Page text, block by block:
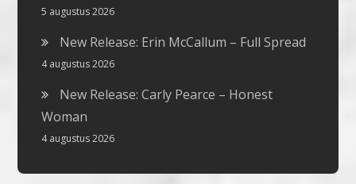
5 augustus 2026
New Release: Erin McCallum – Full Spread
4 augustus 2026
New Release: Carly Pearce – Honest
Woman
4 augustus 2026